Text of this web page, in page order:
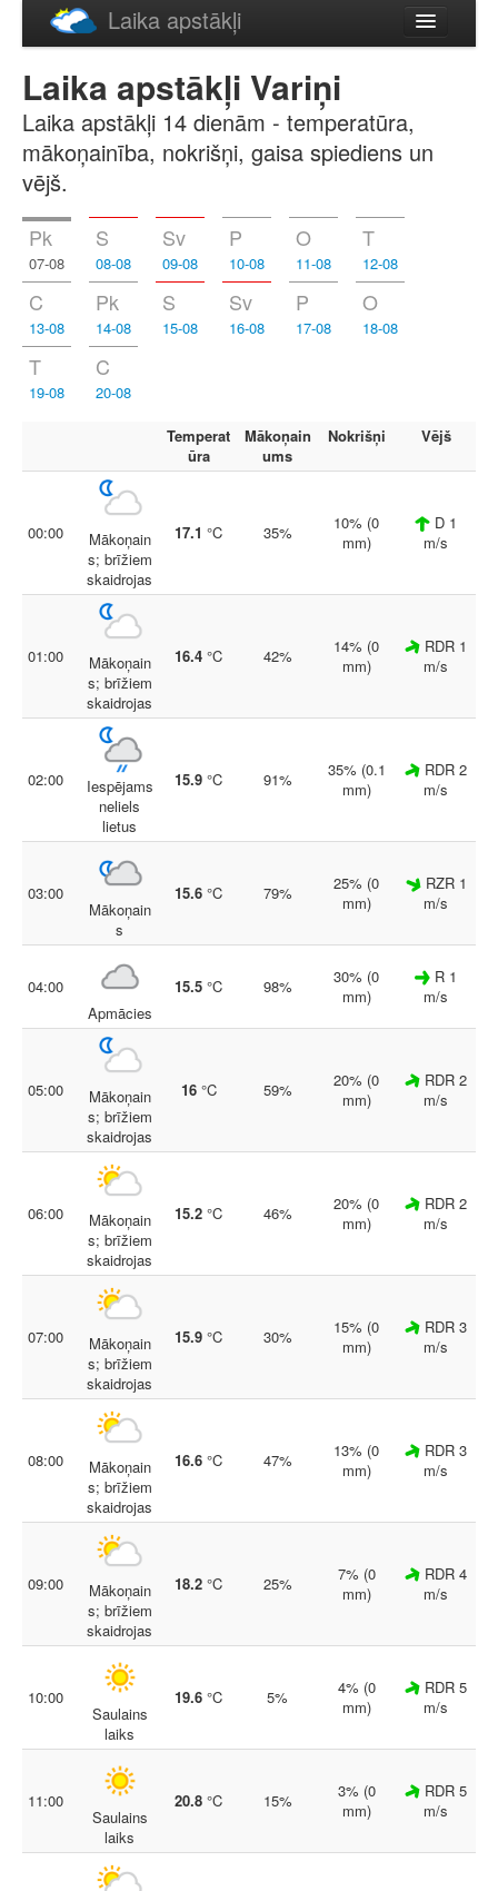
Laika apstākļi
English
Laika apstākļi Variņi
Laika apstākļi 14 dienām - temperatūra,
mākoņainība, nokrišņi, gaisa spiediens un
vējš.
Pk
07-08
S
08-08
Sv
09-08
P
10-08
O
11-08
T
12-08
C
13-08
Pk
14-08
S
15-08
Sv
16-08
P
17-08
O
18-08
T
19-08
C
20-08
Temperat
ūra
Mākoņain
ums
Nokrišņi Vējš
00:00
Mākoņain
s; brīžiem
skaidrojas
17.1 °C 35%
10% (0
mm)
D 1
m/s
01:00
Mākoņain
s; brīžiem
skaidrojas
16.4 °C 42%
14% (0
mm)
RDR 1
m/s
02:00
Iespējams
neliels
lietus
15.9 °C 91%
35% (0.1
mm)
RDR 2
m/s
03:00
Mākoņain
s
15.6 °C 79%
25% (0
mm)
RZR 1
m/s
04:00
Apmācies
15.5 °C 98%
30% (0
mm)
R 1
m/s
05:00
Mākoņain
s; brīžiem
skaidrojas
16°C 59%
20% (0
mm)
RDR 2
m/s
06:00
Mākoņain
s; brīžiem
skaidrojas
15.2 °C 46%
20% (0
mm)
RDR 2
m/s
07:00
Mākoņain
s; brīžiem
skaidrojas
15.9 °C 30%
15% (0
mm)
RDR 3
m/s
08:00
Mākoņain
s; brīžiem
skaidrojas
16.6 °C 47%
13% (0
mm)
RDR 3
m/s
09:00
Mākoņain
s; brīžiem
skaidrojas
18.2 °C 25%
7% (0
mm)
RDR 4
m/s
10:00
Saulains
laiks
19.6 °C 5%
4% (0
mm)
RDR 5
m/s
11:00
Saulains
laiks
20.8 °C 15%
3% (0
mm)
RDR 5
m/s